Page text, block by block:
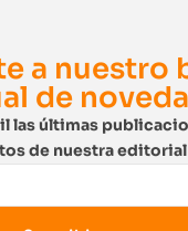
a nuestro
de
las últimas
de nuestra editorial